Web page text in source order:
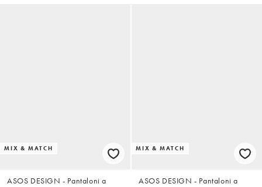
MIX & MATCH
ASOS DESIGN - Pantaloni a
MIX & MATCH
ASOS DESIGN - Pantaloni a